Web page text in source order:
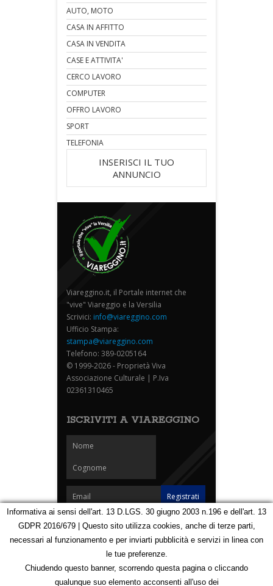
AUTO, MOTO
CASA IN AFFITTO
CASA IN VENDITA
CASE E ATTIVITA'
CERCO LAVORO
COMPUTER
OFFRO LAVORO
SPORT
TELEFONIA
INSERISCI IL TUO
ANNUNCIO
Viareggino.it, il Portale internet che
"vive" Viareggio e la Versilia
Scrivici: info@viareggino.com
Ufficio Stampa:
stampa@viareggino.com
Telefono: 389-0205164
© 1999-2026 - Proprietà Viva
Associazione Culturale | P.Iva
02361310465
ISCRIVITI A VIAREGGINO
Homepage Notizie Speciali Eventi
Foto Carnevale
Mappa
Informativa ai sensi dell'art. 13 D.LGS. 30 giugno 2003 n.196 e dell'art. 13
GDPR 2016/679 | Questo sito utilizza cookies, anche di terze parti,
necessari al funzionamento e per inviarti pubblicità e servizi in linea con
le tue preferenze.
Chiudendo questo banner, scorrendo questa pagina o cliccando
qualunque suo elemento acconsenti all'uso dei